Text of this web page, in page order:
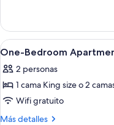
Ver
todas
las
fotos
de
One-
1
One-Bedroom
2 personas
1 cama King size o 2
Wifi gratuito
Más detalles
Más